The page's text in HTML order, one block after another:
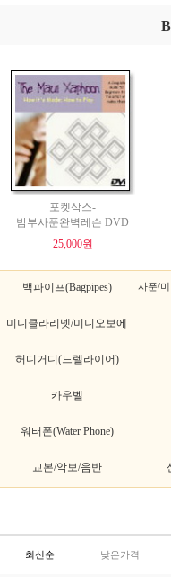
포켓삭스-
밤부사푼완벽레슨 DVD
25,000원
백파이프(Bagpipes)
미니클라리넷/미니오보에
허디거디(드렐라이어)
카우벨
워터폰(Water Phone)
교본/악보/음반
최신순 낮은가격